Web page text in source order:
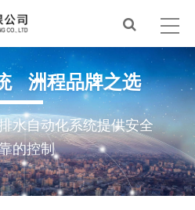
洲程品牌之选
水自动化系统提供安全
的控制